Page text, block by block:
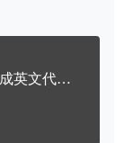
代碼字體